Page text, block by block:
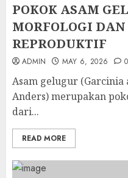
POKOK ASAM
MORFOLOGI
REPRODUKTIF
ADMIN MAY 6, 2026 0
Asam gelugur
Anders) merupakan
dari...
READ MORE